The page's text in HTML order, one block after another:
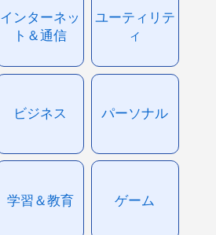
インターネッ
ト＆通信
ユーティリテ
ィ
ビジネス パーソナル
学習＆教育 ゲーム